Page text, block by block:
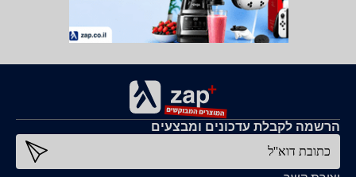
הרשמה לקבלת עדכונים ומבצעים
כתובת דוא''ל